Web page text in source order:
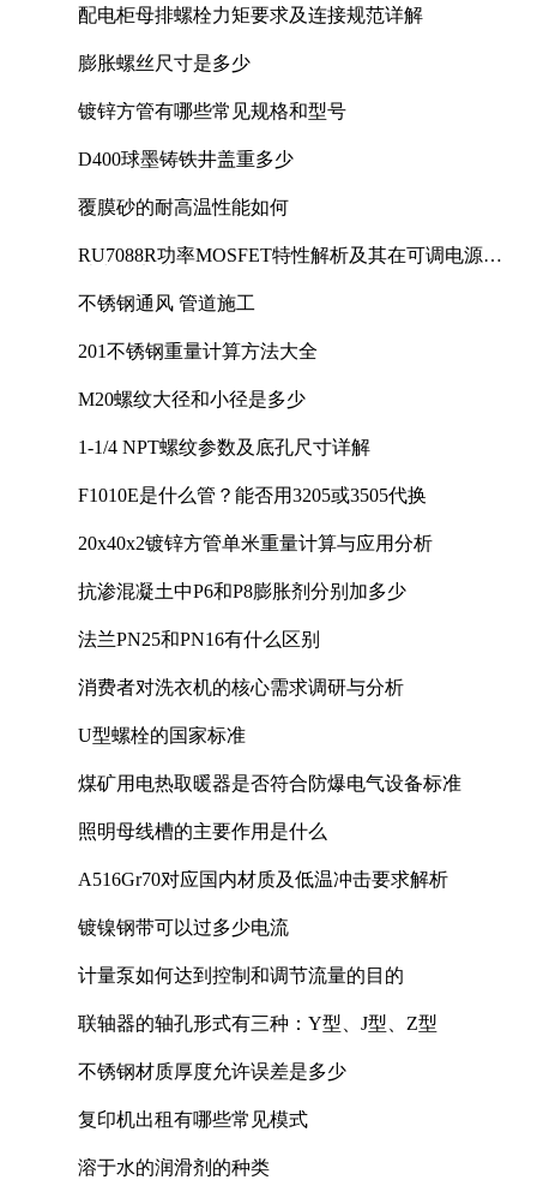
配电柜母排螺栓力矩要求及连接规范详解
膨胀螺丝尺寸是多少
镀锌方管有哪些常见规格和型号
D400球墨铸铁井盖重多少
覆膜砂的耐高温性能如何
RU7088R功率MOSFET特性解析及其在可调电源设
不锈钢通风 管道施工
201不锈钢重量计算方法大全
M20螺纹大径和小径是多少
1-1/4 NPT螺纹参数及底孔尺寸详解
F1010E是什么管？能否用3205或3505代换
20x40x2镀锌方管单米重量计算与应用分析
抗渗混凝土中P6和P8膨胀剂分别加多少
法兰PN25和PN16有什么区别
消费者对洗衣机的核心需求调研与分析
U型螺栓的国家标准
煤矿用电热取暖器是否符合防爆电气设备标准
照明母线槽的主要作用是什么
A516Gr70对应国内材质及低温冲击要求解析
镀镍钢带可以过多少电流
计量泵如何达到控制和调节流量的目的
联轴器的轴孔形式有三种：Y型、J型、Z型
不锈钢材质厚度允许误差是多少
复印机出租有哪些常见模式
溶于水的润滑剂的种类